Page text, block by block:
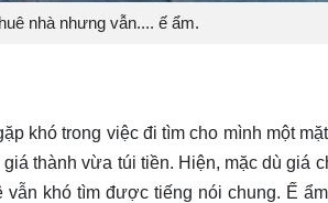
nhà nhưng vẫn.... ế ẩm.
khó trong việc đi tìm cho mình một
thành vừa túi tiền. Hiện, mặc dù giá
khó tìm được tiếng nói chung. Ế